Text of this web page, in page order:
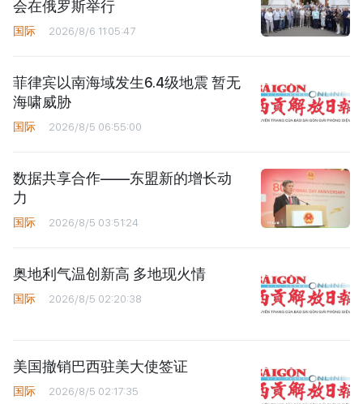
会在俄罗斯举行
国际 2026/8/6 11:05:47
菲律宾以南海域发生6.4级地震 暂无
海啸威胁
国际 2026/8/5 06:55:00
数据共享合作——东盟新的增长动
力
国际 2026/8/5 03:51:24
奥地利气温创新高 多地现火情
国际 2026/8/5 02:20:38
美国撤销巴西驻美大使签证
国际 2026/8/5 02:17:35